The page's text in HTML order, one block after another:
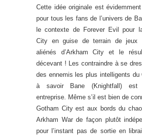
Cette idée originale est
pour tous les fans de l’univers de
le contexte de Forever Evil pour
City en guise de terrain de jeux
aliénés d’Arkham City et le
décevant ! Les contraindre à se
des ennemis les plus intelligents du
à savoir Bane (Knightfall) est
entreprise. Même s’il est bien de
Gotham City est aux bords du
Arkham War de façon plutôt
pour l’instant pas de sortie en